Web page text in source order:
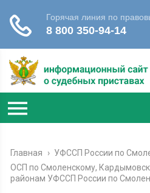
Главная › УФССП России по
ОСП по Смоленскому,
районам УФССП России по